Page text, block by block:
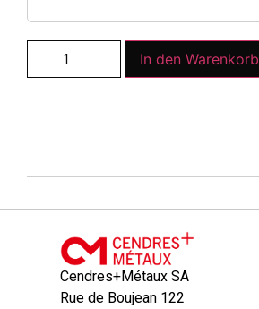
In den Warenkorb
Cendres+Métaux SA
Rue de Boujean 122